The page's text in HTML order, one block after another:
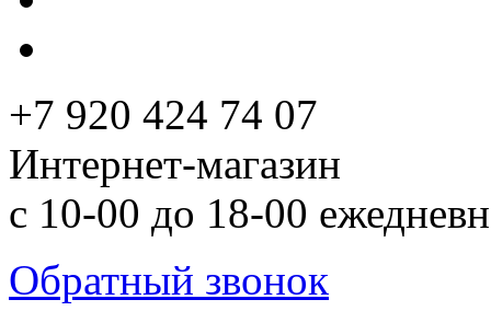
+7 920 424 74 07
Интернет-магазин
с 10-00 до 18-00
Обратный звонок